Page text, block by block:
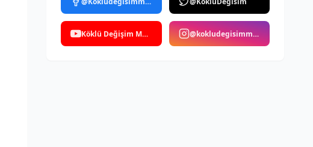
Köklü Değişim Medya @kokludegisimmedya